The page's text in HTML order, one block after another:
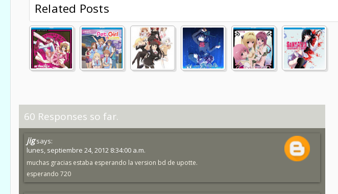
Related Posts
60 Responses so far.
jig says:
lunes, septiembre 24, 2012 8:34:00 a.m.
muchas gracias estaba esperando la version bd de upotte.
esperando 720